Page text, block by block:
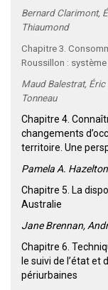
Bernard Clarimont,
Thiaumond
Chapitre 3.
Roussillon :
Maud Balestrat, Éric
Tonneau
Chapitre 4.
changements
territoire. Une
Pamela A. Hazelton
Chapitre 5. La
Australie
Jane Brennan,
Chapitre 6.
le suivi de l’état
périurbaines